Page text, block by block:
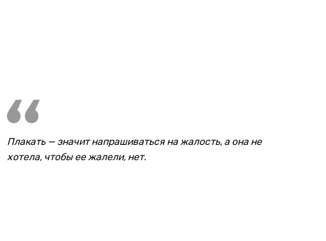
Плакать — значит напрашиваться на жалость, а она не
хотела, чтобы ее жалели, нет.